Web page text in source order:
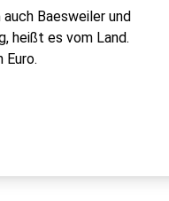
Baesweiler und
heißt es vom Land.
Euro.